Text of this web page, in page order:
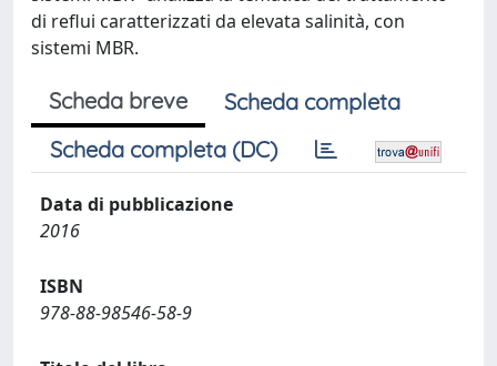
di reflui caratterizzati da elevata salinità, con
sistemi MBR.
Scheda breve
Scheda completa
Scheda completa (DC)
Data di pubblicazione
2016
ISBN
978-88-98546-58-9